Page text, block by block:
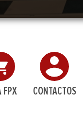
FPX CONTACTOS